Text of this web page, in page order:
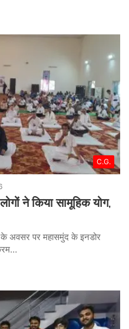
C.G.
ने किया सामूहिक योग,
के अवसर पर महासमुंद के इनडोर